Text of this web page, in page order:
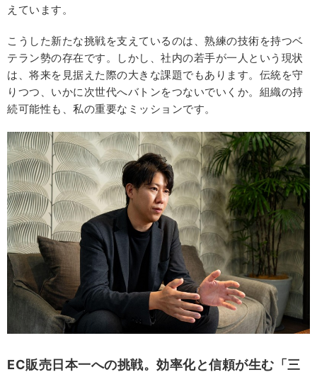
えています。
こうした新たな挑戦を支えているのは、熟練の技術を持つベ
テラン勢の存在です。しかし、社内の若手が一人という現状
は、将来を見据えた際の大きな課題でもあります。伝統を守
りつつ、いかに次世代へバトンをつないでいくか。組織の持
続可能性も、私の重要なミッションです。
EC販売日本一への挑戦。効率化と信頼が生む「三